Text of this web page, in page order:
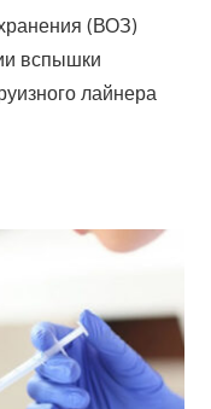
(ВОЗ)
вспышки
лайнера